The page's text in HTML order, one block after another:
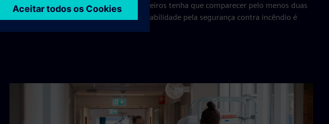
Isso também evita que o corpo de bombeiros tenha que comparecer pelo menos duas
vezes por ano para inspeções. A responsabilidade pela segurança contra incêndio é